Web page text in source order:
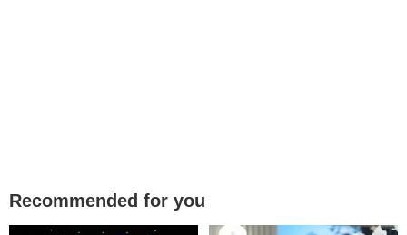
Recommended for you